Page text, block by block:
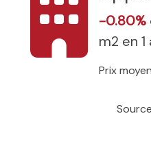
-0.80%
m2 en 1
Prix